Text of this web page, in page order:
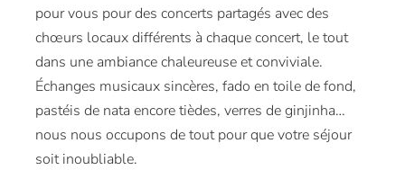
pour vous pour des concerts partagés avec des
chœurs locaux différents à chaque concert, le tout
dans une ambiance chaleureuse et conviviale.
Échanges musicaux sincères, fado en toile de fond,
pastéis de nata encore tièdes, verres de ginjinha…
nous nous occupons de tout pour que votre séjour
soit inoubliable.